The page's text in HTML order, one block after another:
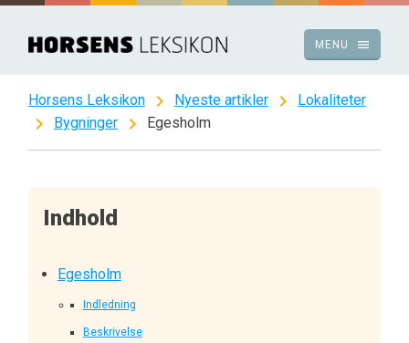
Spring
indhold
menu
MENU
Horsens Leksikon chevron_right Nyeste artikler chevron_right Lokaliteter
chevron_right Bygninger chevron_right Egesholm
Indhold
Egesholm
Indledning
Beskrivelse